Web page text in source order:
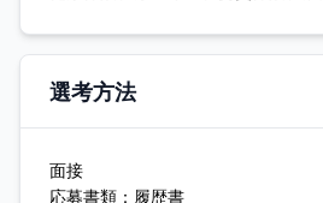
選考方法
面接
応募書類：履歴書